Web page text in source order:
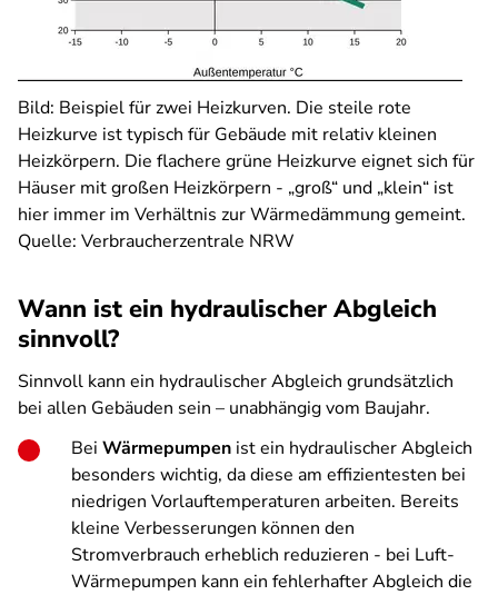
Bild: Beispiel für zwei Heizkurven. Die steile rote
Heizkurve ist typisch für Gebäude mit relativ kleinen
Heizkörpern. Die flachere grüne Heizkurve eignet sich für
Häuser mit großen Heizkörpern - „groß“ und „klein“ ist
hier immer im Verhältnis zur Wärmedämmung gemeint.
Quelle: Verbraucherzentrale NRW
Wann ist ein hydraulischer Abgleich
sinnvoll?
Sinnvoll kann ein hydraulischer Abgleich grundsätzlich
bei allen Gebäuden sein – unabhängig vom Baujahr.
Bei Wärmepumpen ist ein hydraulischer Abgleich
besonders wichtig, da diese am effizientesten bei
niedrigen Vorlauftemperaturen arbeiten. Bereits
kleine Verbesserungen können den
Stromverbrauch erheblich reduzieren - bei Luft-
Wärmepumpen kann ein fehlerhafter Abgleich die